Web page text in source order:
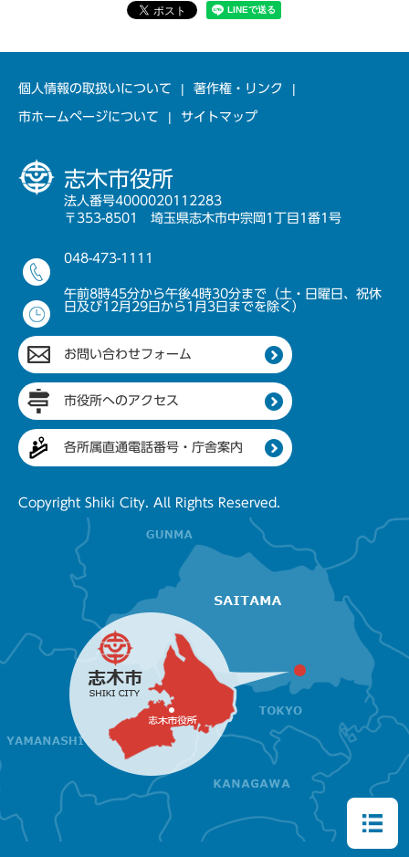
個人情報の取扱いについて 著作権・リンク
市ホームページについて サイトマップ
志木市役所
法人番号4000020112283
〒353-8501 埼玉県志木市中宗岡1丁目1番1号
048-473-1111
午前8時45分から午後4時30分まで（土・日曜日、祝休
日及び12月29日から1月3日までを除く）
お問い合わせフォーム
市役所へのアクセス
各所属直通電話番号・庁舎案内
Copyright Shiki City. All Rights Reserved.